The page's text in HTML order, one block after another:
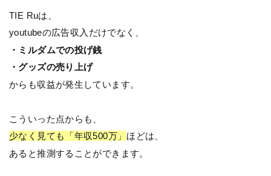
TIE Ruは、
youtubeの広告収入だけでなく、
・ミルダムでの投げ銭
・グッズの売り上げ
からも収益が発生しています。
こういった点からも、
少なく見ても「年収500万」ほどは、
あると推測することができます。